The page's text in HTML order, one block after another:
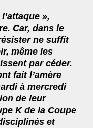
»,
Car, dans le
ne suffit
même les
par céder.
fait l’amère
à mercredi
de leur
K de la Coupe
et